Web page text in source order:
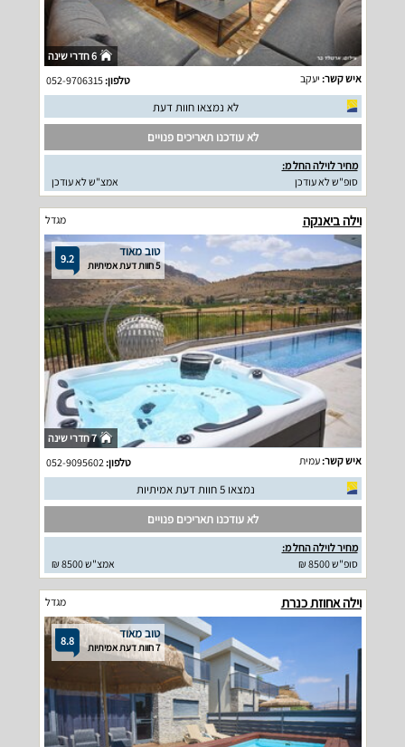
6 חדרי שינה
איש קשר: יעקב טלפון:052-9706315
לא נמצאו חוות דעת
לא עודכנו תאריכים פנויים
מחיר לוילה החל מ:
סופ"ש לא עודכן
אמצ"ש לא עודכן
וילה ביאנקה מגדל
9.2 טוב מאוד
5 חוות דעת אמיתיות
7 חדרי שינה
איש קשר:עמית טלפון:
נמצאו 5 חוות דעת אמיתיות
לא עודכנו תאריכים פנויים
מחיר לוילה החל מ:
סופ"ש 8500 ₪
אמצ"ש 8500 ₪
וילה אחוזת כנרת מגדל
8.8 טוב מאוד
7 חוות דעת אמיתיות